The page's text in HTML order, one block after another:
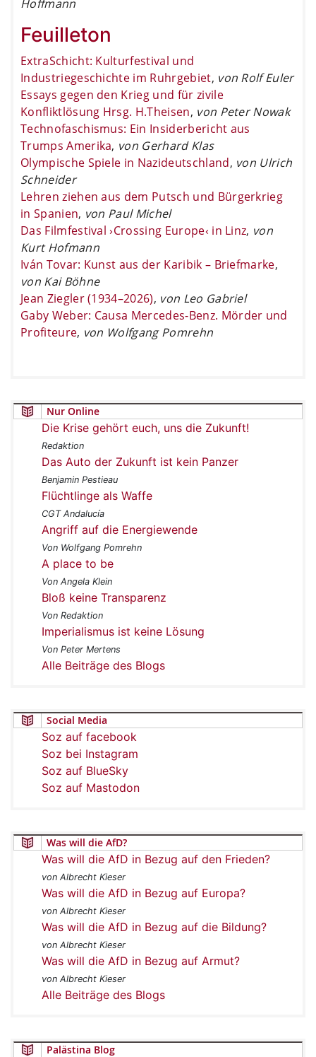
Hoffmann
Feuilleton
ExtraSchicht: Kulturfestival und
Industriegeschichte im Ruhrgebiet, von Rolf Euler
Essays gegen den Krieg und für zivile
Konfliktlösung Hrsg. H.Theisen, von Peter Nowak
Technofaschismus: Ein Insiderbericht aus
Trumps Amerika, von Gerhard Klas
Olympische Spiele in Nazideutschland, von Ulrich
Schneider
Lehren ziehen aus dem Putsch und Bürgerkrieg
in Spanien, von Paul Michel
Das Filmfestival ›Crossing Europe‹ in Linz, von
Kurt Hofmann
Iván Tovar: Kunst aus der Karibik – Briefmarke,
von Kai Böhne
Jean Ziegler (1934–2026), von Leo Gabriel
Gaby Weber: Causa Mercedes-Benz. Mörder und
Profiteure, von Wolfgang Pomrehn
Nur Online
Die Krise gehört euch, uns die Zukunft!
Redaktion
Das Auto der Zukunft ist kein Panzer
Benjamin Pestieau
Flüchtlinge als Waffe
CGT Andalucía
Angriff auf die Energiewende
Von Wolfgang Pomrehn
A place to be
Von Angela Klein
Bloß keine Transparenz
Von Redaktion
Imperialismus ist keine Lösung
Von Peter Mertens
Alle Beiträge des Blogs
Social Media
Soz auf facebook
Soz bei Instagram
Soz auf BlueSky
Soz auf Mastodon
Was will die AfD?
Was will die AfD in Bezug auf den Frieden?
von Albrecht Kieser
Was will die AfD in Bezug auf Europa?
von Albrecht Kieser
Was will die AfD in Bezug auf die Bildung?
von Albrecht Kieser
Was will die AfD in Bezug auf Armut?
von Albrecht Kieser
Alle Beiträge des Blogs
Palästina Blog